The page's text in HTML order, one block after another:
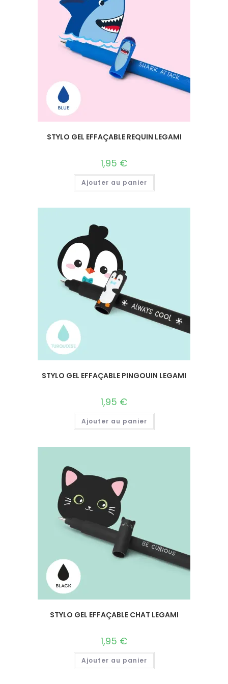
STYLO GEL EFFAÇABLE REQUIN LEGAMI
1,95 €
Ajouter au panier
STYLO GEL EFFAÇABLE PINGOUIN LEGAMI
1,95 €
Ajouter au panier
STYLO GEL EFFAÇABLE CHAT LEGAMI
1,95 €
Ajouter au panier